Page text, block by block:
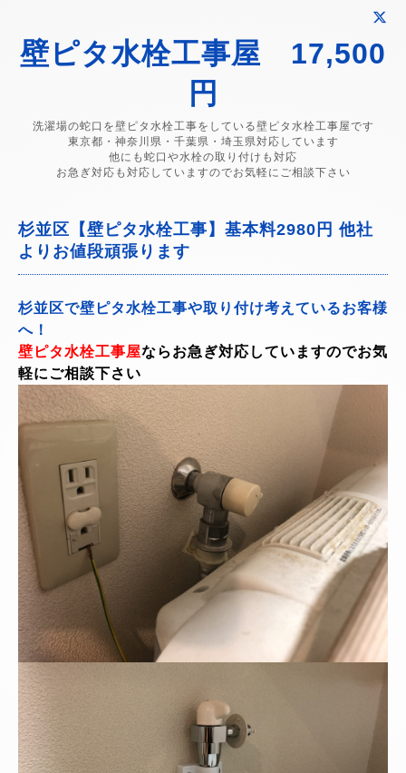
壁ピタ水栓工事屋 17,500
円
洗濯場の蛇口を壁ピタ水栓工事をしている壁ピタ水栓工事屋です
東京都・神奈川県・千葉県・埼玉県対応しています
他にも蛇口や水栓の取り付けも対応
お急ぎ対応も対応していますのでお気軽にご相談下さい
杉並区【壁ピタ水栓工事】基本料2980円 他社
よりお値段頑張ります
杉並区で壁ピタ水栓工事や取り付け考えているお客様
へ！
壁ピタ水栓工事屋ならお急ぎ対応していますのでお気
軽にご相談下さい